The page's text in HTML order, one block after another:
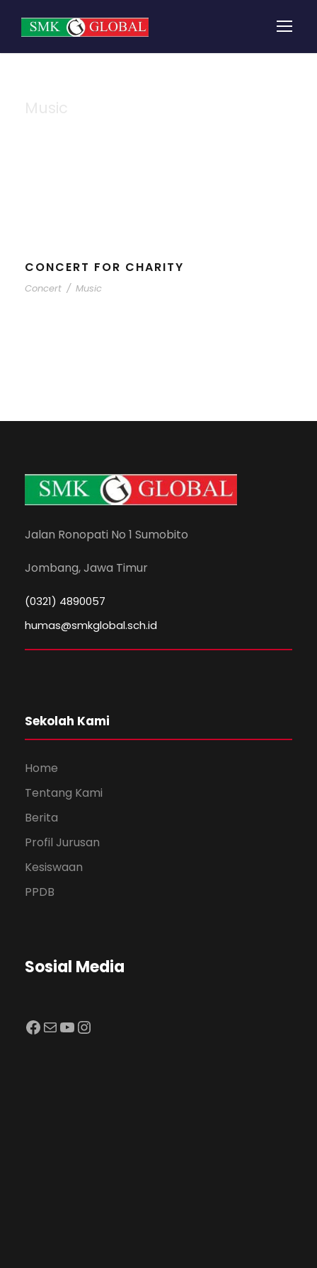
CONCERT FOR CHARITY
Concert / Music
Jalan Ronopati No 1 Sumobito
Jombang, Jawa Timur
(0321) 4890057
humas@smkglobal.sch.id
Sekolah Kami
Home
Tentang Kami
Berita
Profil Jurusan
Kesiswaan
PPDB
Sosial Media
Facebook Mail YouTube Instagram